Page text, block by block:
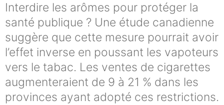
Interdire les arômes pour protéger la
santé publique ? Une étude canadienne
suggère que cette mesure pourrait avoir
l’effet inverse en poussant les vapoteurs
vers le tabac. Les ventes de cigarettes
augmenteraient de 9 à 21 % dans les
provinces ayant adopté ces restrictions.